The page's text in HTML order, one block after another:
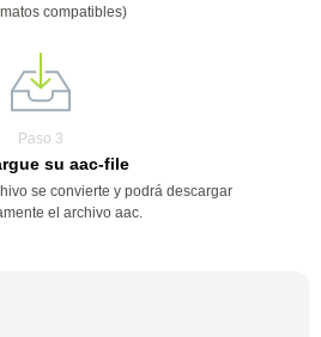
compatibles)
Paso 3
su aac-file
se convierte y podrá descargar
el archivo aac.